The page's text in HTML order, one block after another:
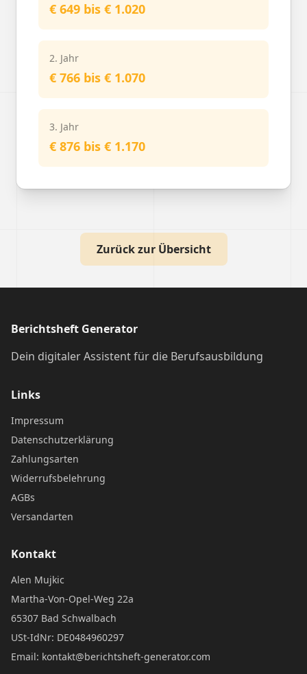
€ 649 bis € 1.020
2. Jahr
€ 766 bis € 1.070
3. Jahr
€ 876 bis € 1.170
Zurück zur Übersicht
Berichtsheft Generator
Dein digitaler Assistent für die Berufsausbildung
Links
Impressum
Datenschutzerklärung
Zahlungsarten
Widerrufsbelehrung
AGBs
Versandarten
Kontakt
Alen Mujkic
Martha-Von-Opel-Weg 22a
65307 Bad Schwalbach
USt-IdNr: DE0484960297
Email: kontakt@berichtsheft-generator.com